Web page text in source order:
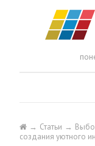
Статьи
создания уютного